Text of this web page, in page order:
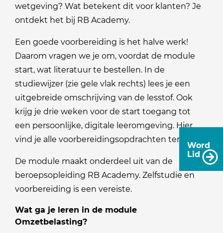
Word
Lid
wetgeving? Wat betekent dit voor klanten? Je
ontdekt het bij RB Academy.
Een goede voorbereiding is het halve werk!
Daarom vragen we je om, voordat de module
start, wat literatuur te bestellen. In de
studiewijzer (zie gele vlak rechts) lees je een
uitgebreide omschrijving van de lesstof. Ook
krijg je drie weken voor de start toegang tot
een persoonlijke, digitale leeromgeving. Hier
vind je alle voorbereidingsopdrachten terug.
De module maakt onderdeel uit van de
beroepsopleiding RB Academy. Zelfstudie en
voorbereiding is een vereiste.
Wat ga je leren in de module
Omzetbelasting?